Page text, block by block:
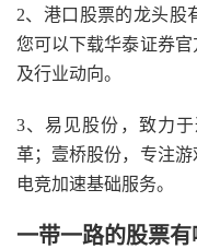
2、港口股票的龙头股
您可以下载华泰证券
及行业动向。
3、易见股份，致力
革；壹桥股份，专注
电竞加速基础服务。
一带一路的股票有